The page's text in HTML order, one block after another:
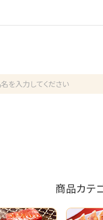
商品カテ